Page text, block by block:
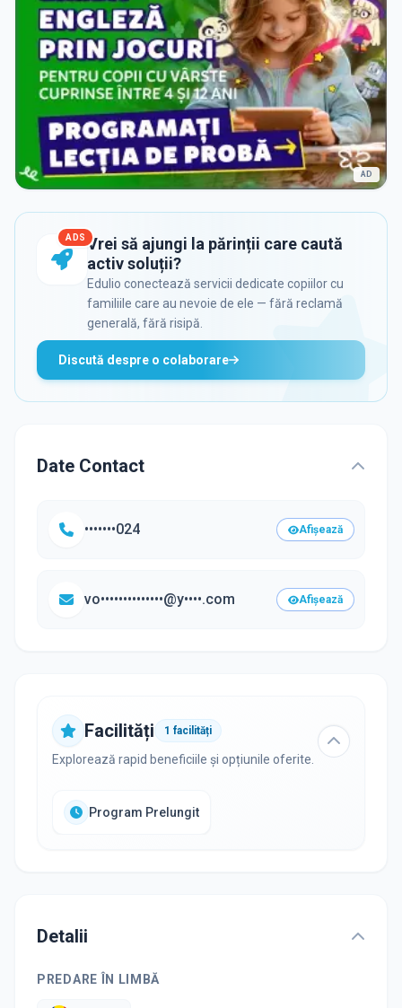
AD
ADS Vrei să ajungi la părinții care caută
activ soluții?
Edulio conectează servicii dedicate copiilor cu
familiile care au nevoie de ele — fără reclamă
generală, fără risipă.
Discută despre o colaborare
Date Contact
•••••••024 Afișează
vo••••••••••••••@y••••.com Afișează
Facilități 1 facilități
Explorează rapid beneficiile și opțiunile oferite.
Program Prelungit
Detalii
PREDARE ÎN LIMBĂ